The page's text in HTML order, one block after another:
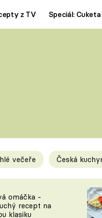
z TV Speciál: Cuketa
večeře Česká
omáčka -
recept na
klasiku